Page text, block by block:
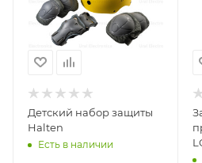
Детский набор защиты
Halten
Есть в наличии